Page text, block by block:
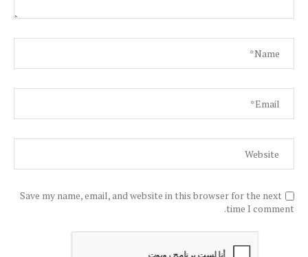
Save my name, email, and website in this browser for the next
time I comment.